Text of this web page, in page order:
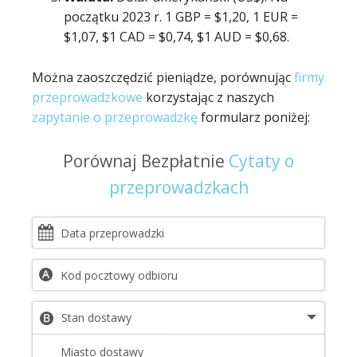
początku 2023 r. 1 GBP = $1,20, 1 EUR =
$1,07, $1 CAD = $0,74, $1 AUD = $0,68.
Można zaoszczędzić pieniądze, porównującfirmy
przeprowadzkowe korzystając z naszych
zapytanie o przeprowadzkę formularz poniżej:
Porównaj Bezpłatnie Cytaty o
przeprowadzkach